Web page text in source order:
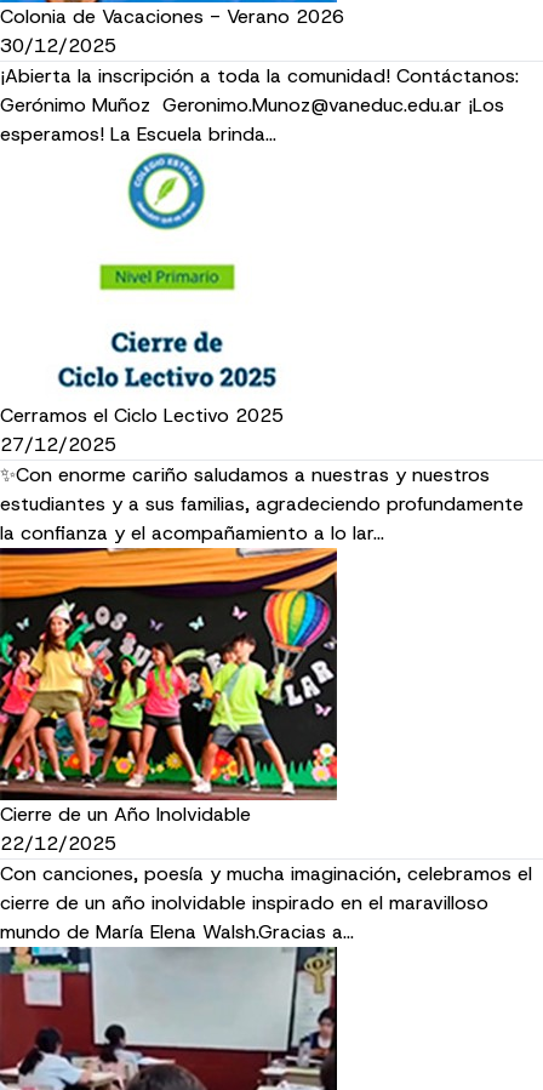
Colonia de Vacaciones - Verano 2026
30/12/2025
¡Abierta la inscripción a toda la comunidad! Contáctanos:
Gerónimo Muñoz Geronimo.Munoz@vaneduc.edu.ar ¡Los
esperamos! La Escuela brinda…
Cerramos el Ciclo Lectivo 2025
27/12/2025
✨Con enorme cariño saludamos a nuestras y nuestros
estudiantes y a sus familias, agradeciendo profundamente
la confianza y el acompañamiento a lo lar…
Cierre de un Año Inolvidable
22/12/2025
Con canciones, poesía y mucha imaginación, celebramos el
cierre de un año inolvidable inspirado en el maravilloso
mundo de María Elena Walsh.Gracias a…